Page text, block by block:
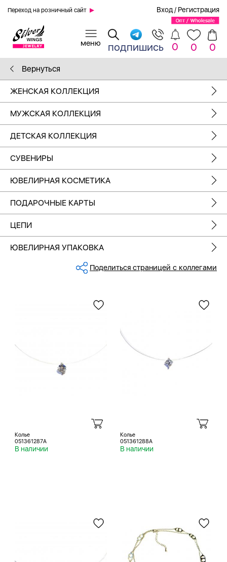
Переход на розничный сайт Вход / Регистрация
подпишись 0 0 0
Вернуться
ЖЕНСКАЯ КОЛЛЕКЦИЯ
МУЖСКАЯ КОЛЛЕКЦИЯ
ДЕТСКАЯ КОЛЛЕКЦИЯ
СУВЕНИРЫ
ЮВЕЛИРНАЯ КОСМЕТИКА
ПОДАРОЧНЫЕ КАРТЫ
ЦЕПИ
ЮВЕЛИРНАЯ УПАКОВКА
Поделиться страницей с коллегами
Колье
051361287A
В наличии
Колье
051361288A
В наличии